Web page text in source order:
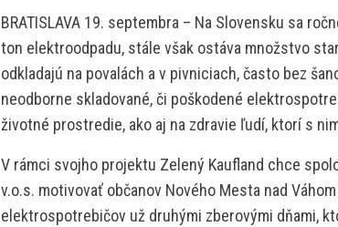
BRATISLAVA 19. septembra – Na Slovensku sa
ton elektroodpadu, stále však ostáva množstvo
odkladajú na povalách a v pivniciach, často bez
neodborne skladované, či poškodené
životné prostredie, ako aj na zdravie ľudí, ktorí s
V rámci svojho projektu Zelený Kaufland chce
v.o.s. motivovať občanov Nového Mesta nad
elektrospotrebičov už druhými zberovými dňami,